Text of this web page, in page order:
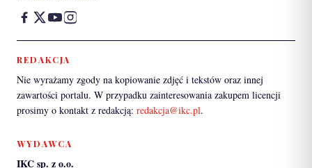
REDAKCJA
Nie wyrażamy zgody na kopiowanie zdjęć i tekstów oraz innej
zawartości portalu. W przypadku zainteresowania zakupem licencji
prosimy o kontakt z redakcją: redakcja@ikc.pl.
WYDAWCA
IKC sp. z o.o.